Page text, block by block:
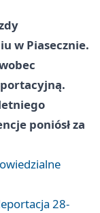
w Piasecznie.
poniósł za
28-